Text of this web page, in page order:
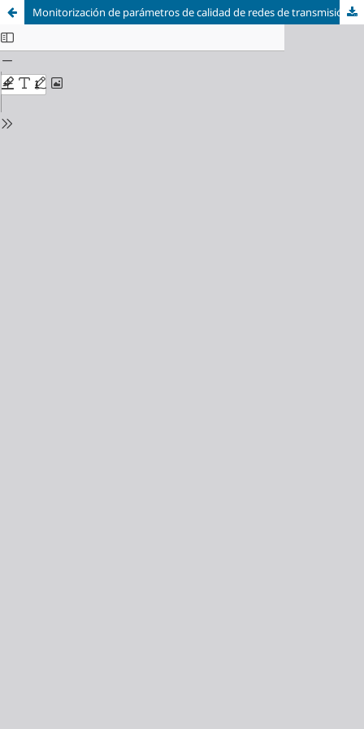
Monitorización de parámetros de calidad de redes de transmisión mediante alta resolución espectral en dominio óptico